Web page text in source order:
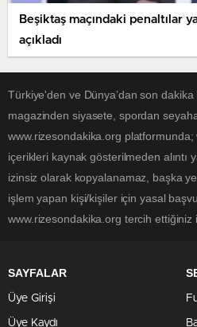
Beşiktaş maçındaki penaltılar
açıkladı
Türkiye'den ve Dünya’dan son dakika
magazinden siyasete, spordan
www.rizesondakika.org
içerikleri kaynak gösterilmeden alıntı
izinsiz olarak kopyalanamaz, başka
işlem yapan kişi/kişiler için yasal
www.rizesondakika.org tercih ettiğiniz
SAYFALAR
Üye Girişi
Üye Kaydı